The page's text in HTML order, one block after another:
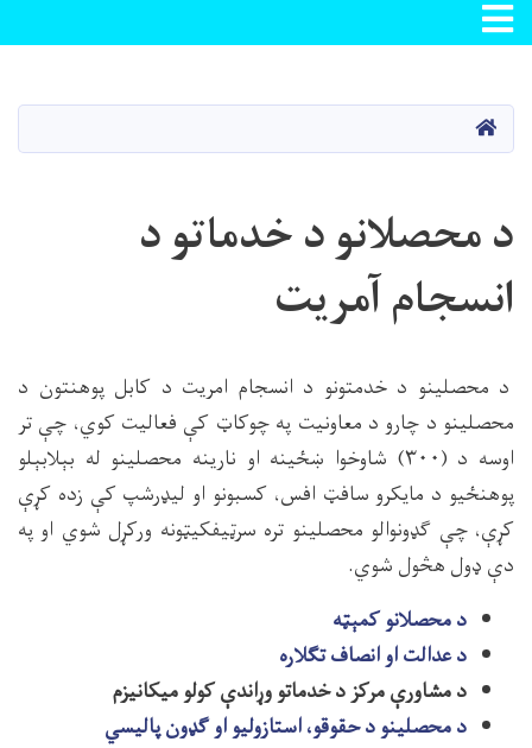
Toggle navigation
کور
د محصلانو د خدماتو د
انسجام آمریت
د محصلینو د خدمتونو د انسجام امریت د کابل پوهنتون د
محصلینو د چارو د معاونيت په چوکاټ کې فعاليت کوي، چې تر
اوسه د (۳۰۰) شاوخوا ښځینه او نارینه محصلینو له بېلابېلو
پوهنځيو د مايکرو سافټ افس، کسبونو او لیډرشپ کې زده کړې
کړې، چې ګډونوالو محصلینو تره سرټيفکيټونه ورکړل شوي او په
دې ډول هڅول شوي.
د محصلانو کمېټه
د عدالت او انصاف تګلاره
د مشاورې مرکز د خدماتو وړاندې کولو میکانیزم
د محصلینو د حقوقو، استازولیو او ګډون پالیسي